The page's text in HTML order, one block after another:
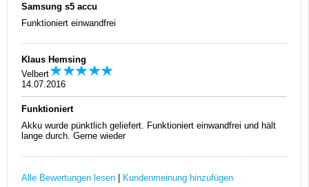
Samsung s5 accu
Funktioniert einwandfrei
Klaus Hemsing
Velbert
14.07.2016
Funktioniert
Akku wurde pünktlich geliefert. Funktioniert einwandfrei und hält
lange durch. Gerne wieder
Alle Bewertungen lesen Kundenmeinung hinzufügen